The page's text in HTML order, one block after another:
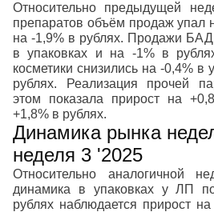
Относительно предыдущей
препаратов объём продаж упал
на -1,9% в рублях. Продажи БАД
в упаковках и на -1% в
косметики снизились на -0,4% в
рублях. Реализация прочей
этом показала прирост на
+1,8% в рублях.
Динамика рынка
неделя 3 '2025
Относительно аналогичной
динамика в упаковках у ЛП
рублях наблюдается прирост